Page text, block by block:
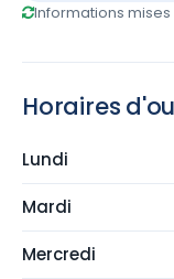
Informations mises
Horaires
Lundi
Mardi
Mercredi